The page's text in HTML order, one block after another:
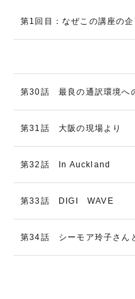
第1回目：なぜこの講座の
第30話 最良の通訳環境へ
第31話 大阪の現場より
第32話 In Auckland
第33話 DIGI WAVE
第34話 シーモア玲子さん